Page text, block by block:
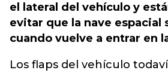
el lateral del vehículo y
evitar que la nave espacial
cuando vuelve a entrar en
Los flaps del vehículo